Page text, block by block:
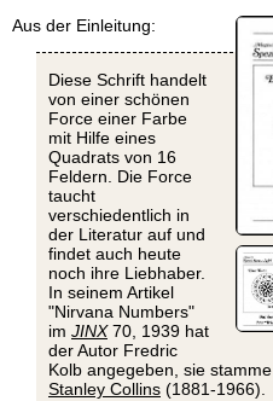
Aus der Einleitung:
Diese Schrift handelt
von einer schönen
Force einer Farbe
mit Hilfe eines
Quadrats von 16
Feldern. Die Force
taucht
verschiedentlich in
der Literatur auf und
findet auch heute
noch ihre Liebhaber.
In seinem Artikel
"Nirvana Numbers"
im JINX70, 1939 hat
der Autor Fredric
Kolb angegeben, sie
Stanley Collins (1881-1966).